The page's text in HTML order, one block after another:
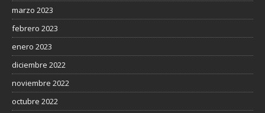
marzo 2023
febrero 2023
enero 2023
diciembre 2022
noviembre 2022
octubre 2022